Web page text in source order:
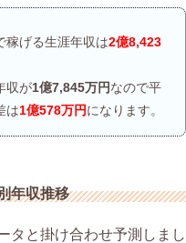
稼げる生涯年収は2億8,423
収が1億7,845万円なので平
は1億578万円になります。
年収推移
タと掛け合わせ予測しまし